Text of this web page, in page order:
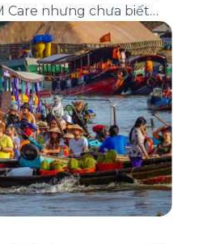
Care nhưng chưa biết
viết dưới đây sẽ hướng
gia (và hủy tham gia)
trên ứng dụng Green
ý quan trọng trước khi